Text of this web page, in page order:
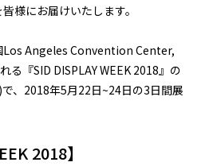
様にお届けいたします。
Los Angeles Convention Center,
る『SID DISPLAY WEEK 2018』の
、2018年5月22日~24日の3日間展
2018】